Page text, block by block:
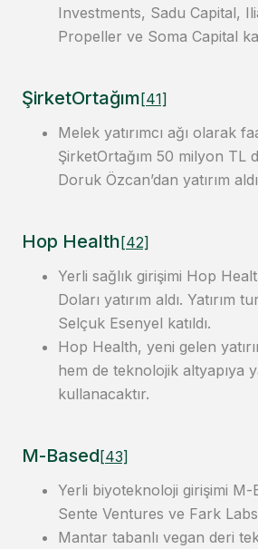
Investments, Sadu Capital,
Propeller ve Soma Capital
ŞirketOrtağım [41]
Melek yatırımcı ağı olarak
ŞirketOrtağım 50 milyon TL
Doruk Özcan’dan yatırım
Hop Health [42]
Yerli sağlık girişimi Hop
Doları yatırım aldı. Yatırım
Selçuk Esenyel katıldı.
Hop Health, yeni gelen
hem de teknolojik altyapıya
kullanacaktır.
M-Based [43]
Yerli biyoteknoloji girişimi M-
Sente Ventures ve Fark
Mantar tabanlı vegan deri